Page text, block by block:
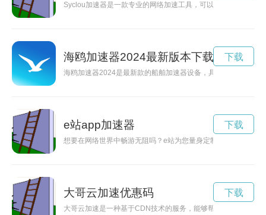
Syclou加速器是一款专业的网络加速工具，可以帮助用户提升
海鸥加速器2024最新版本下载安装
海鸥加速器2024是最新款的船舶加速器设备，具有更快的速度
下载
e站app加速器
想要在网络世界中畅游无阻吗？e站为您量身定制免费专属加速
下载
大哥云加速优惠码
大哥云加速是一种基于CDN技术的服务，能够帮助网站提升访
下载